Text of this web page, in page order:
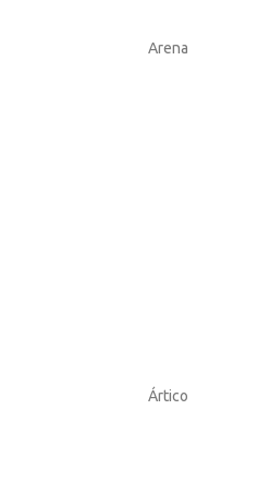
Arena
Ártico